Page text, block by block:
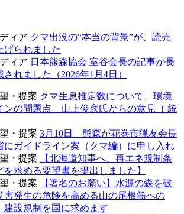
ィア クマ出没の“本当の背景”が、読売
げられました
ィア 日本熊森協会 室谷会長の記事が長
れました（2026年1月4日）
・提案 クマ生息推定数について、環境
ンの問題点 山上俊彦氏からの意見（ 統
・提案 3月10日 熊森が花巻市猟友会長
にガイドライン案（クマ編）に申し入れ
・提案
【北海道知事へ、再エネ規制条
求める要望書を提出しました】
・提案
【署名のお願い】水源の森を破
害発生の危険を高める山の尾根筋への
建設規制を国に求めます